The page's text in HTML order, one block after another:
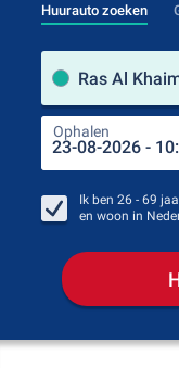
Huurauto zoeken
Ophalen
Ik ben 26 - 69
en woon in